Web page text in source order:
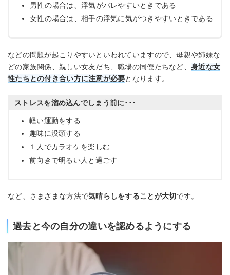
男性の場合は、浮気がバレやすいときである
女性の場合は、相手の浮気に気がつきやすいときである
などの問題が起こりやすいといわれていますので、母親や姉妹な
どの家族関係、親しい女友だち、職場の同僚たちなど、 身近な女
性たちとの付き合い方に注意が必要となります。
ストレスを溜め込んでしまう前に･･･
軽い運動をする
趣味に没頭する
１人でカラオケを楽しむ
前向きで明るい人と過ごす
など、さまざまな方法で気晴らしをすることが大切です。
過去と今の自分の違いを認めるようにする